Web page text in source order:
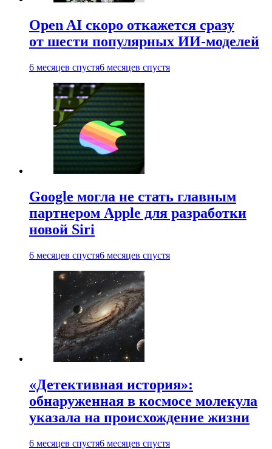
Open AI скоро откажется сразу
от шести популярных ИИ-моделей
6 месяцев спустя6 месяцев спустя
Google могла не стать главным
партнером Apple для разработки
новой Siri
6 месяцев спустя6 месяцев спустя
«Детективная история»:
обнаруженная в космосе молекула
указала на происхождение жизни
6 месяцев спустя6 месяцев спустя